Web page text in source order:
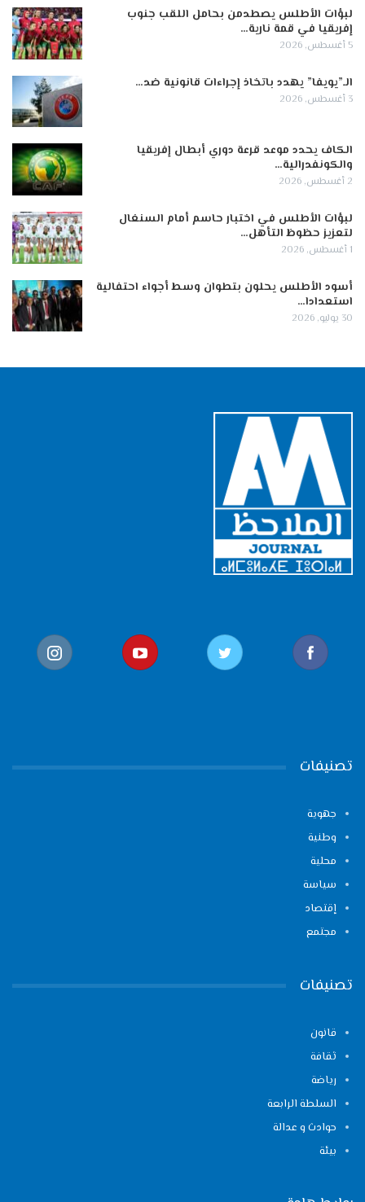
لبؤات الأطلس يصطدمن بحامل اللقب جنوب
إفريقيا في قمة نارية…
5 أغسطس, 2026
الـ”يويفا” يهدد باتخاذ إجراءات قانونية ضد…
3 أغسطس, 2026
الكاف يحدد موعد قرعة دوري أبطال إفريقيا
والكونفدرالية…
2 أغسطس, 2026
لبؤات الأطلس في اختبار حاسم أمام السنغال
لتعزيز حظوظ التأهل…
1 أغسطس, 2026
أسود الأطلس يحلون بتطوان وسط أجواء احتفالية
استعدادا…
30 يوليو, 2026
تصنيفات
جهوية
وطنية
محلية
سياسة
إقتصاد
مجتمع
تصنيفات
قانون
ثقافة
رياضة
السلطة الرابعة
حوادث و عدالة
بيئة